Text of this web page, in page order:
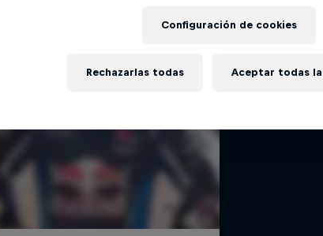
Configuración de cookies
Rechazarlas todas Aceptar todas